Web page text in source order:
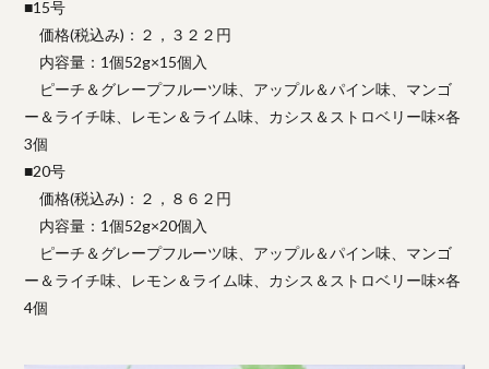
■15号
価格(税込み)：２，３２２円
内容量：1個52g×15個入
ピーチ＆グレープフルーツ味、アップル＆パイン味、マンゴ
ー＆ライチ味、レモン＆ライム味、カシス＆ストロベリー味×各
3個
■20号
価格(税込み)：２，８６２円
内容量：1個52g×20個入
ピーチ＆グレープフルーツ味、アップル＆パイン味、マンゴ
ー＆ライチ味、レモン＆ライム味、カシス＆ストロベリー味×各
4個